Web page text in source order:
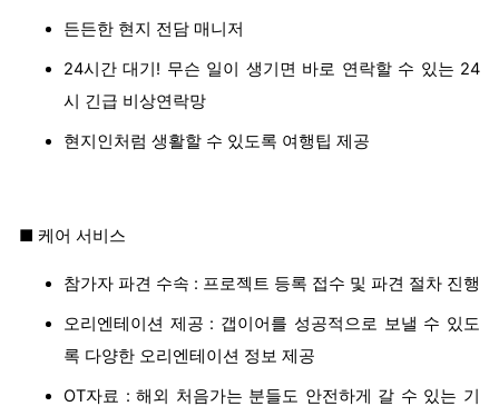
든든한 현지 전담 매니저
24시간 대기! 무슨 일이 생기면 바로 연락할 수 있는 24
시 긴급 비상연락망
현지인처럼 생활할 수 있도록 여행팁 제공
■ 케어 서비스
참가자 파견 수속 : 프로젝트 등록 접수 및 파견 절차 진행
오리엔테이션 제공 : 갭이어를 성공적으로 보낼 수 있도
록 다양한 오리엔테이션 정보 제공
OT자료 : 해외 처음가는 분들도 안전하게 갈 수 있는 기